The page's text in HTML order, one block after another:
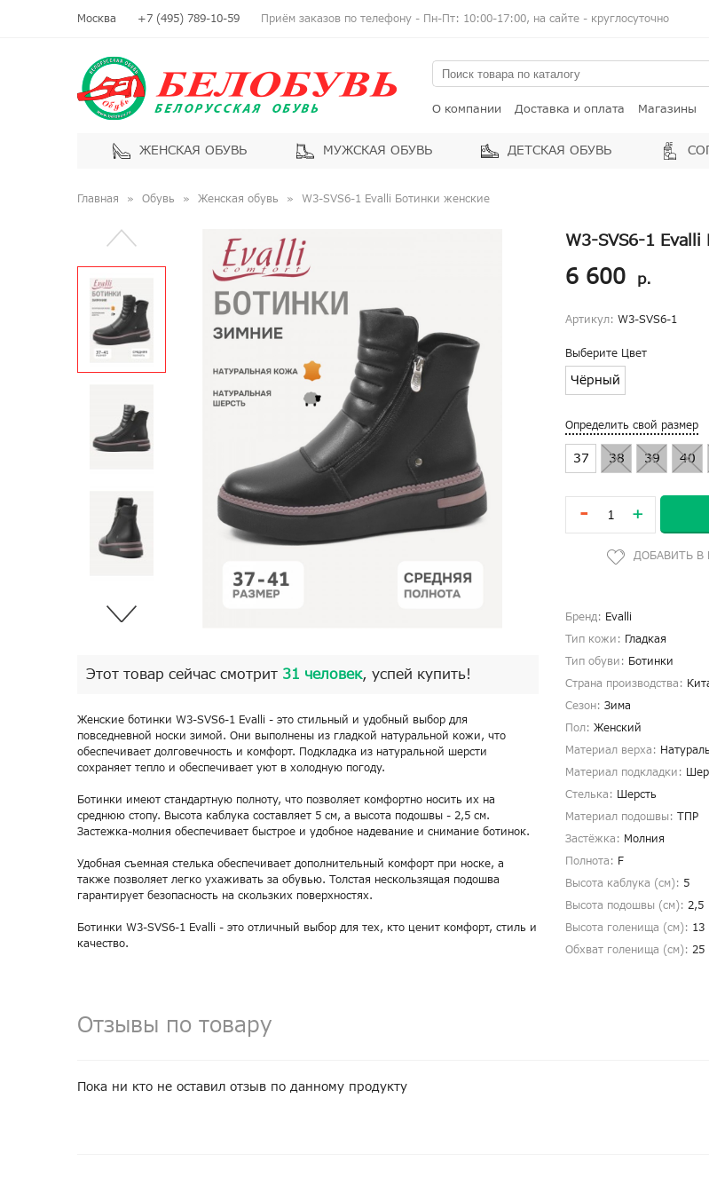
Москва +7 (495) 789-10-59 Приём заказов по телефону - Пн-Пт: 10:00-17:00, на сайте - круглосуточно
О компании Доставка и оплата Магазины
ЖЕНСКАЯ ОБУВЬ МУЖСКАЯ ОБУВЬ ДЕТСКАЯ ОБУВЬ
Главная Обувь Женская обувь W3-SVS6-1 Evalli Ботинки женские
Этот товар сейчас смотрит 31 человек, успей купить!
Женские ботинки W3-SVS6-1 Evalli - это стильный и удобный выбор для
повседневной носки зимой. Они выполнены из гладкой натуральной кожи, что
обеспечивает долговечность и комфорт. Подкладка из натуральной шерсти
сохраняет тепло и обеспечивает уют в холодную погоду.
Ботинки имеют стандартную полноту, что позволяет комфортно носить их на
среднюю стопу. Высота каблука составляет 5 см, а высота подошвы - 2,5 см.
Застежка-молния обеспечивает быстрое и удобное надевание и снимание ботинок.
Удобная съемная стелька обеспечивает дополнительный комфорт при носке, а
также позволяет легко ухаживать за обувью. Толстая нескользящая подошва
гарантирует безопасность на скользких поверхностях.
Ботинки W3-SVS6-1 Evalli - это отличный выбор для тех, кто ценит комфорт, стиль и
качество.
W3-SVS6-1 Evalli
6 600 р.
Артикул: W3-SVS6-1
Выберите Цвет
Чёрный
Определить свой размер
37 38 39 40
- +
Бренд: Evalli
Тип кожи: Гладкая
Тип обуви: Ботинки
Страна производства:
Сезон: Зима
Пол: Женский
Материал верха:
Материал подкладки:
Стелька: Шерсть
Материал подошвы: ТПР
Застёжка: Молния
Полнота: F
Высота каблука (см): 5
Высота подошвы (см): 2,5
Высота голенища (cм): 13
Обхват голенища (cм): 25
Отзывы по товару
Пока ни кто не оставил отзыв по данному продукту